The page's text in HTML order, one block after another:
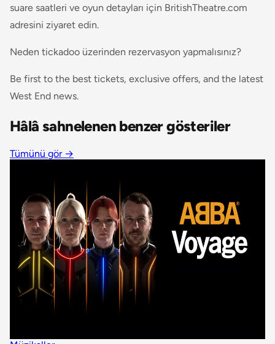
suare saatleri ve oyun detayları için BritishTheatre.com
adresini ziyaret edin.
Neden tickadoo üzerinden rezervasyon yapmalısınız?
Be first to the best tickets, exclusive offers, and the latest
West End news.
Hâlâ sahnelenen benzer gösteriler
Tümünü gör →